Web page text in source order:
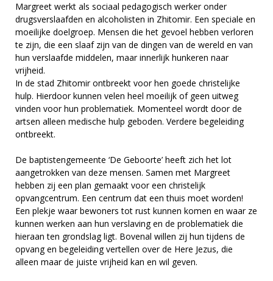
Margreet werkt als sociaal pedagogisch werker onder
drugsverslaafden en alcoholisten in Zhitomir. Een speciale en
moeilijke doelgroep. Mensen die het gevoel hebben verloren
te zijn, die een slaaf zijn van de dingen van de wereld en van
hun verslaafde middelen, maar innerlijk hunkeren naar
vrijheid.
In de stad Zhitomir ontbreekt voor hen goede christelijke
hulp. Hierdoor kunnen velen heel moeilijk of geen uitweg
vinden voor hun problematiek. Momenteel wordt door de
artsen alleen medische hulp geboden. Verdere begeleiding
ontbreekt.
De baptistengemeente ‘De Geboorte’ heeft zich het lot
aangetrokken van deze mensen. Samen met Margreet
hebben zij een plan gemaakt voor een christelijk
opvangcentrum. Een centrum dat een thuis moet worden!
Een plekje waar bewoners tot rust kunnen komen en waar ze
kunnen werken aan hun verslaving en de problematiek die
hieraan ten grondslag ligt. Bovenal willen zij hun tijdens de
opvang en begeleiding vertellen over de Here Jezus, die
alleen maar de juiste vrijheid kan en wil geven.